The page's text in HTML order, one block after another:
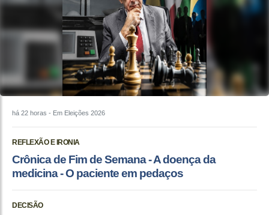
há 22 horas - Em Eleições 2026
REFLEXÃO E IRONIA
Crônica de Fim de Semana - A doença da
medicina - O paciente em pedaços
DECISÃO